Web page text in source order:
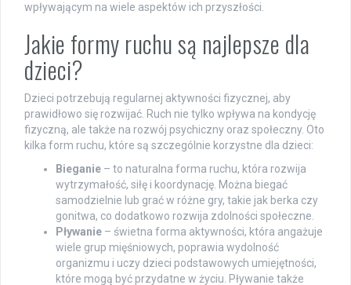
wpływającym na wiele aspektów ich przyszłości.
Jakie formy ruchu są najlepsze dla
dzieci?
Dzieci potrzebują regularnej aktywności fizycznej, aby
prawidłowo się rozwijać. Ruch nie tylko wpływa na kondycję
fizyczną, ale także na rozwój psychiczny oraz społeczny. Oto
kilka form ruchu, które są szczególnie korzystne dla dzieci:
Bieganie – to naturalna forma ruchu, która rozwija
wytrzymałość, siłę i koordynację. Można biegać
samodzielnie lub grać w różne gry, takie jak berka czy
gonitwa, co dodatkowo rozwija zdolności społeczne.
Pływanie – świetna forma aktywności, która angażuje
wiele grup mięśniowych, poprawia wydolność
organizmu i uczy dzieci podstawowych umiejętności,
które mogą być przydatne w życiu. Pływanie także